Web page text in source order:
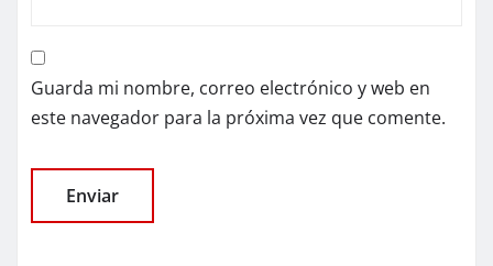
Guarda mi nombre, correo electrónico y web en
este navegador para la próxima vez que comente.